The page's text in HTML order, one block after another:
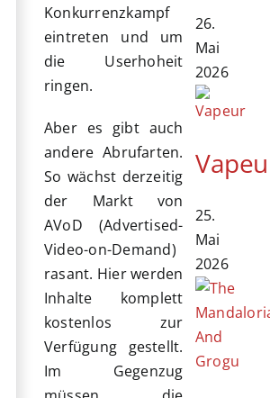
Konkurrenzkampf
eintreten und um
die Userhoheit
ringen.
Aber es gibt auch
andere Abrufarten.
So wächst derzeitig
der Markt von
AVoD (Advertised-
Video-on-Demand)
rasant. Hier werden
Inhalte komplett
kostenlos zur
Verfügung gestellt.
Im Gegenzug
26.
Mai
2026
25.
Mai
2026